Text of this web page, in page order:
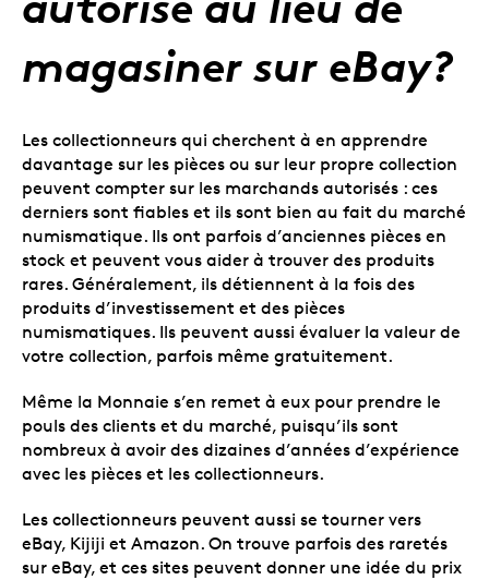
magasiner sur eBay?
Les collectionneurs qui cherchent à en apprendre
davantage sur les pièces ou sur leur propre collection
peuvent compter sur les marchands autorisés : ces
derniers sont fiables et ils sont bien au fait du marché
numismatique. Ils ont parfois d’anciennes pièces en
stock et peuvent vous aider à trouver des produits
rares. Généralement, ils détiennent à la fois des
produits d’investissement et des pièces
numismatiques. Ils peuvent aussi évaluer la valeur de
votre collection, parfois même gratuitement.
Même la Monnaie s’en remet à eux pour prendre le
pouls des clients et du marché, puisqu’ils sont
nombreux à avoir des dizaines d’années d’expérience
avec les pièces et les collectionneurs.
Les collectionneurs peuvent aussi se tourner vers
eBay, Kijiji et Amazon. On trouve parfois des raretés
sur eBay, et ces sites peuvent donner une idée du prix